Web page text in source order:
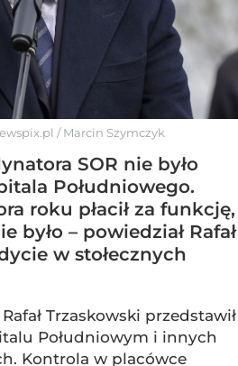
/Marcin Szymczyk
SOR nie było
Południowego.
roku płacił za funkcję,
było – powiedział Rafał
w stołecznych
Trzaskowski przedstawił
Południowym i innych
Kontrola w placówce